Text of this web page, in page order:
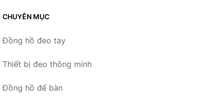
CHUYÊN MỤC
Đồng hồ đeo tay
Thiết bị đeo thông minh
Đồng hồ để bàn